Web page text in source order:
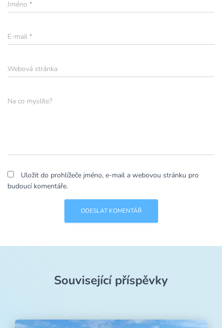
Jméno *
E-mail *
Webová stránka
Na co myslíte?
Uložit do prohlížeče jméno, e-mail a webovou stránku pro
budoucí komentáře.
Související příspěvky